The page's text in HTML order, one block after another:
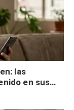
las
en sus
validación